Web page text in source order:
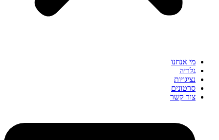
מי אנחנו
גלריה
נציגויות
סרטונים
צור קשר